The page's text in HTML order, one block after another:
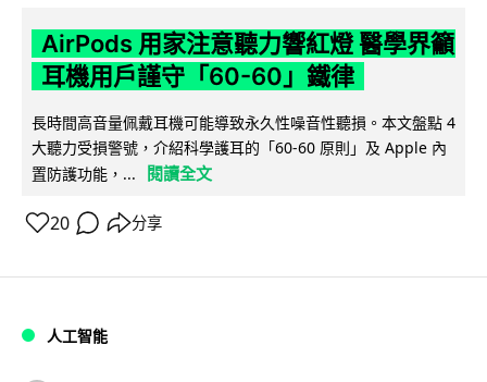
AirPods 用家注意聽力響紅燈 醫學界籲
耳機用戶謹守「60-60」鐵律
長時間高音量佩戴耳機可能導致永久性噪音性聽損。本文盤點 4
大聽力受損警號，介紹科學護耳的「60-60 原則」及 Apple 內
置防護功能，...
閱讀全文
20 分享
人工智能